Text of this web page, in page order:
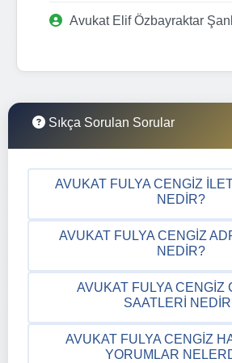
Avukat Elif Özbayraktar
Sıkça Sorulan Sorular
AVUKAT FULYA CENGIZ
NEDIR?
AVUKAT FULYA CENGIZ
NEDIR?
AVUKAT FULYA CENGIZ
SAATLERI
AVUKAT FULYA CENGIZ
YORUMLAR